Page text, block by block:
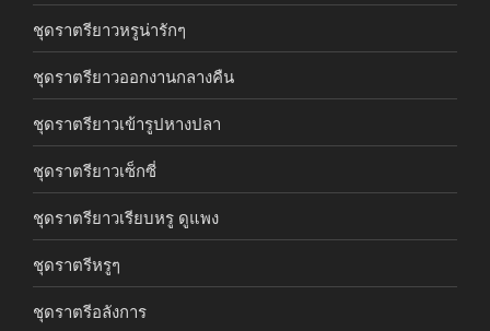
ชุดราตรียาวหรูน่ารักๆ
ชุดราตรียาวออกงานกลางคืน
ชุดราตรียาวเข้ารูปหางปลา
ชุดราตรียาวเซ็กซี่
ชุดราตรียาวเรียบหรู ดูแพง
ชุดราตรีหรูๆ
ชุดราตรีอลังการ